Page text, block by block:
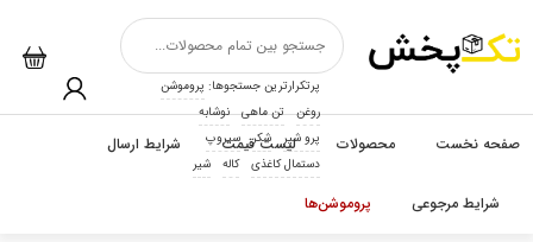
پرتکرارترین جستجوها: پروموشن
روغن
تن ماهی
نوشابه
پرو شیر
شکر
سیروپ
دستمال کاغذی
کاله شیر
صفحه نخست محصولات لیست قیمت شرایط ارسال
شرایط مرجوعی پروموشن‌ها